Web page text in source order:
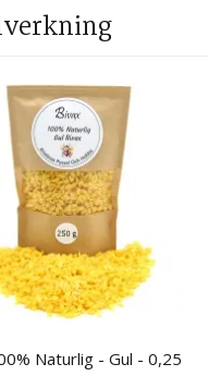
Naturlig - Gul - 0,25